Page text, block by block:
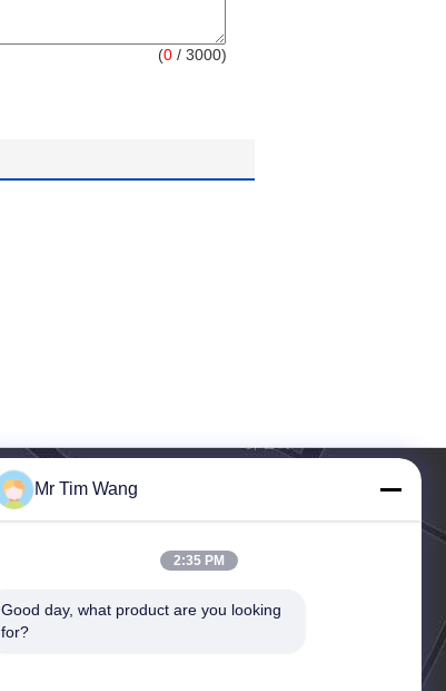
(0 / 3000)
Mr Tim Wang
2:35 PM
Good day, what product are you looking
for?